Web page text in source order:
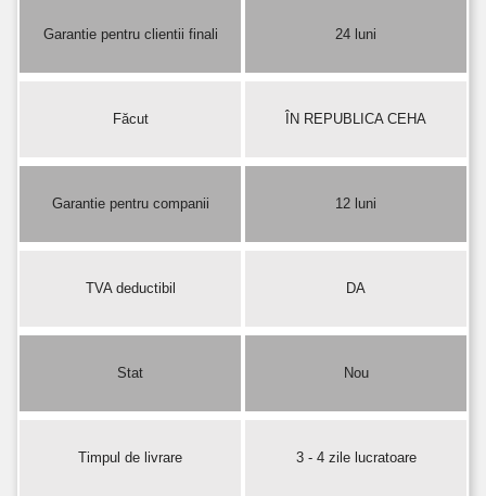
Garantie pentru clientii finali 24 luni
Făcut ÎN REPUBLICA CEHA
Garantie pentru companii 12 luni
TVA deductibil DA
Stat Nou
Timpul de livrare 3 - 4 zile lucratoare